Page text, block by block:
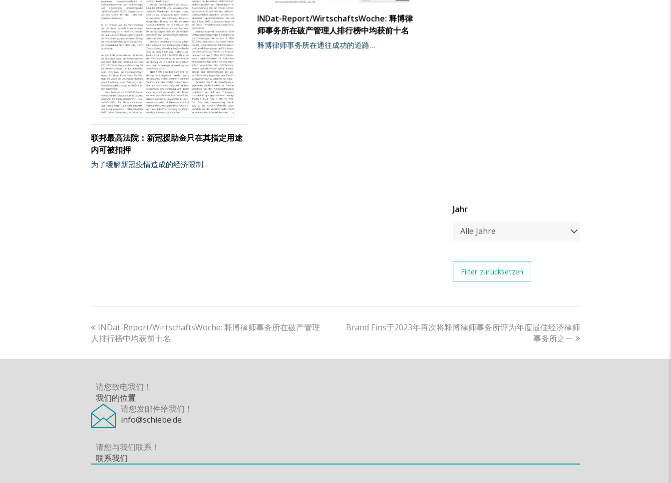
联邦最高法院：新冠援助金只在其指定用途
内可被扣押
为了缓解新冠疫情造成的经济限制…
INDat-Report/WirtschaftsWoche: 释博律
师事务所在破产管理人排行榜中均获前十名
释博律师事务所在通往成功的道路…
Jahr
Alle Jahre
previous
post:
INDat-Report/WirtschaftsWoche: 释博律师事务所在破产管理
人排行榜中均获前十名
next
Brand Eins于2023年再次将释博律师事务所评为年度最佳经济律师
事务所之一
请您致电我们！
我们的位置
请您发邮件给我们！
info@schiebe.de
请您与我们联系！
联系我们